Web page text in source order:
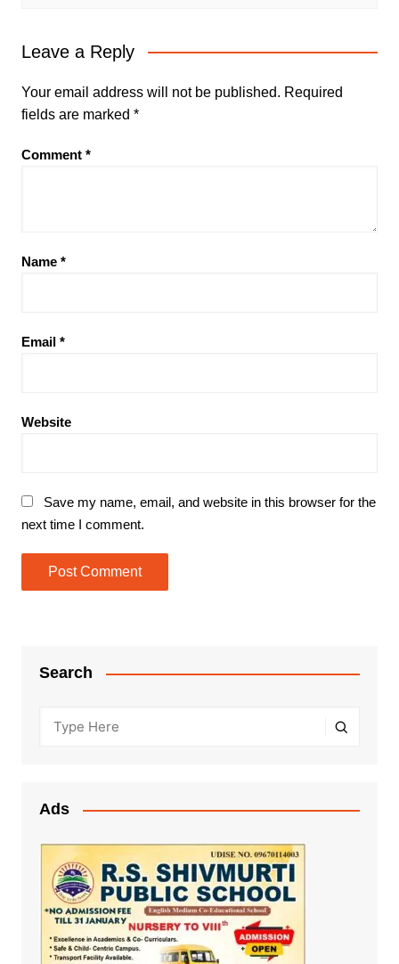
Leave a Reply
Your email address will not be published. Required
fields are marked *
Comment *
Name *
Email *
Website
Save my name, email, and website in this browser for the
next time I comment.
Search
Ads